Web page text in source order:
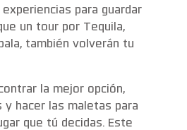
para guardar
un tour por Tequila,
también volverán tu
la mejor opción,
hacer las maletas para
que tú decidas. Este